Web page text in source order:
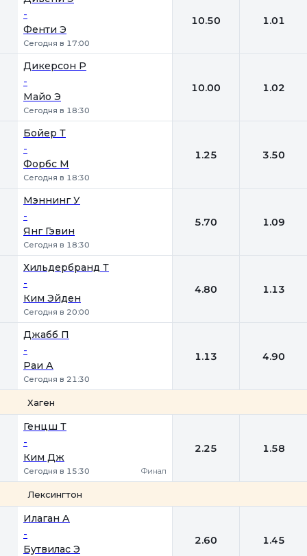
-
Фенти Э
Сегодня в 17:00
10.50 1.01
Дикерсон Р
-
Майо Э
Сегодня в 18:30
10.00 1.02
Бойер Т
-
Форбс М
Сегодня в 18:30
1.25 3.50
Мэннинг У
-
Янг Гэвин
Сегодня в 18:30
5.70 1.09
Хильдербранд Т
-
Ким Эйден
Сегодня в 20:00
4.80 1.13
Джабб П
-
Раи А
Сегодня в 21:30
1.13 4.90
Хаген
Генцш Т
-
Ким Дж
Сегодня в 15:30 Финал
2.25 1.58
Лексингтон
Илаган А
-
Бутвилас Э
2.60 1.45